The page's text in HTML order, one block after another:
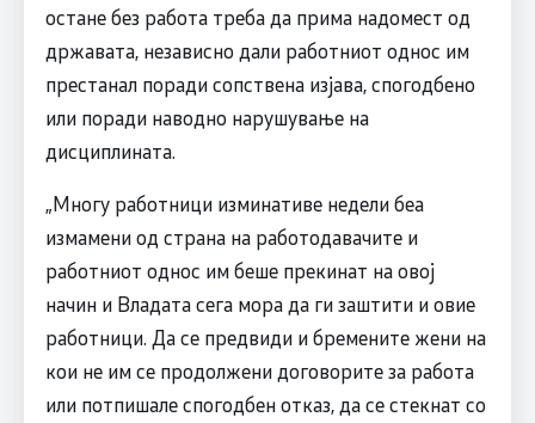
остане без работа треба да прима надомест од
државата, независно дали работниот однос им
престанал поради сопствена изјава, спогодбено
или поради наводно нарушување на
дисциплината.
„Многу работници изминативе недели беа
измамени од страна на работодавачите и
работниот однос им беше прекинат на овој
начин и Владата сега мора да ги заштити и овие
работници. Да се предвиди и бремените жени на
кои не им се прoдолжени договорите за работа
или потпишале спогодбен отказ, да се стекнат со